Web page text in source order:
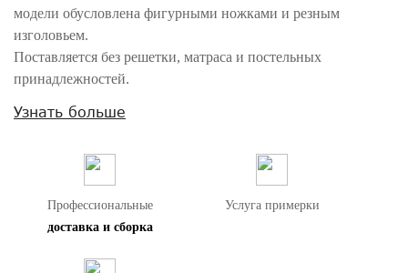
модели обусловлена фигурными ножками и резным
изголовьем.
Поставляется без решетки, матраса и постельных
принадлежностей.
особенностей цветопередачи различных мониторов.
Узнать больше
Профессиональные
доставка и сборка
Услуга примерки